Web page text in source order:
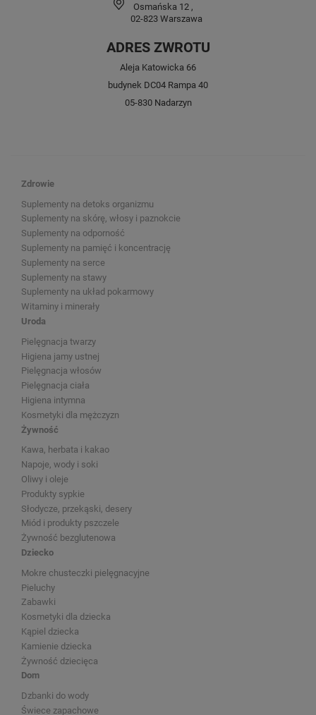
Osmańska 12 ,
02-823 Warszawa
ADRES ZWROTU
Aleja Katowicka 66
budynek DC04 Rampa 40
05-830 Nadarzyn
Zdrowie
Suplementy na detoks organizmu
Suplementy na skórę, włosy i paznokcie
Suplementy na odporność
Suplementy na pamięć i koncentrację
Suplementy na serce
Suplementy na stawy
Suplementy na układ pokarmowy
Witaminy i minerały
Uroda
Pielęgnacja twarzy
Higiena jamy ustnej
Pielęgnacja włosów
Pielęgnacja ciała
Higiena intymna
Kosmetyki dla mężczyzn
Żywność
Kawa, herbata i kakao
Napoje, wody i soki
Oliwy i oleje
Produkty sypkie
Słodycze, przekąski, desery
Miód i produkty pszczele
Żywność bezglutenowa
Dziecko
Mokre chusteczki pielęgnacyjne
Pieluchy
Zabawki
Kosmetyki dla dziecka
Kąpiel dziecka
Kamienie dziecka
Żywność dziecięca
Dom
Dzbanki do wody
Świece zapachowe